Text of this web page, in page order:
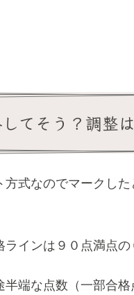
てそう？調整
式なのでマークし
インは９０点満点の
端な点数（一部合